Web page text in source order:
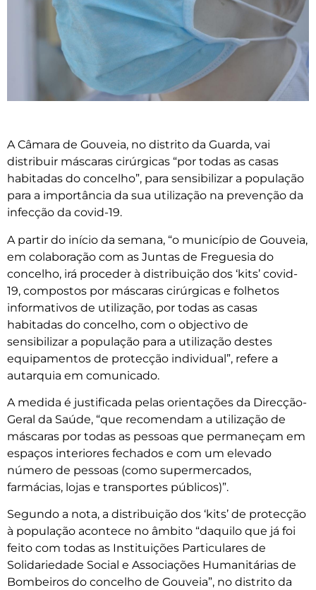
A Câmara de Gouveia, no distrito da Guarda, vai
distribuir máscaras cirúrgicas “por todas as casas
habitadas do concelho”, para sensibilizar a população
para a importância da sua utilização na prevenção da
infecção da covid-19.
A partir do início da semana, “o município de Gouveia,
em colaboração com as Juntas de Freguesia do
concelho, irá proceder à distribuição dos ‘kits’ covid-
19, compostos por máscaras cirúrgicas e folhetos
informativos de utilização, por todas as casas
habitadas do concelho, com o objectivo de
sensibilizar a população para a utilização destes
equipamentos de protecção individual”, refere a
autarquia em comunicado.
A medida é justificada pelas orientações da Direcção-
Geral da Saúde, “que recomendam a utilização de
máscaras por todas as pessoas que permaneçam em
espaços interiores fechados e com um elevado
número de pessoas (como supermercados,
farmácias, lojas e transportes públicos)”.
Segundo a nota, a distribuição dos ‘kits’ de protecção
à população acontece no âmbito “daquilo que já foi
feito com todas as Instituições Particulares de
Solidariedade Social e Associações Humanitárias de
Bombeiros do concelho de Gouveia”, no distrito da